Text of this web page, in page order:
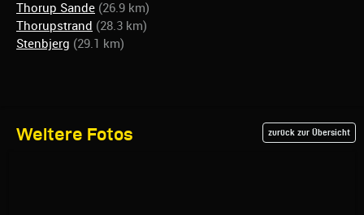
Thorup Sande (26.9 km)
Thorupstrand (28.3 km)
Stenbjerg (29.1 km)
Weitere Fotos zurück zur Übersicht